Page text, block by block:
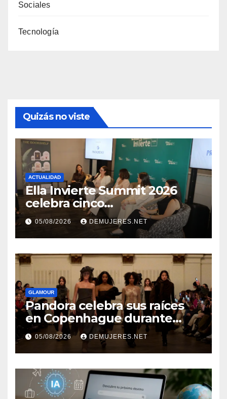
Sociales
Tecnología
Quizás no viste
ACTUALIDAD
Ella Invierte Summit 2026
celebra cinco
añosimpulsando a las
mujeres a construir su
independencia financiera
05/08/2026 DEMUJERES.NET
GLAMOUR
Pandora celebra sus raíces
en Copenhague durante
Copenhagen Fashion Week a
través de alianzas creativas
05/08/2026 DEMUJERES.NET